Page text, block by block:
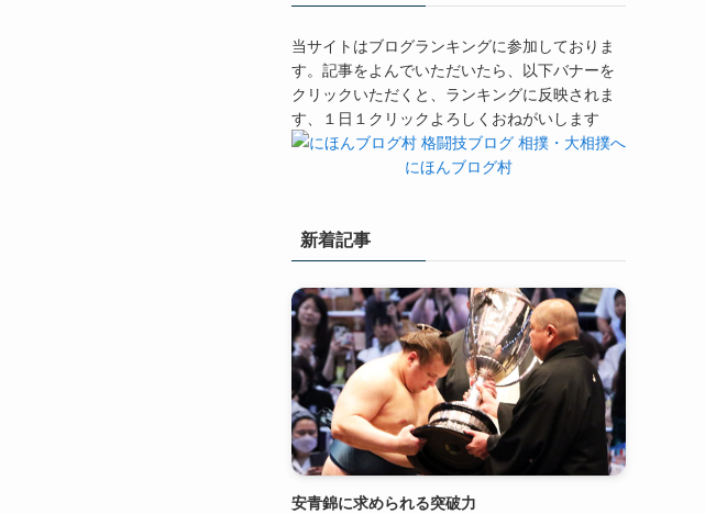
当サイトはブログランキングに参加しておりま
す。記事をよんでいただいたら、以下バナーを
クリックいただくと、ランキングに反映されま
す、１日１クリックよろしくおねがいします
にほんブログ村
新着記事
安青錦に求められる突破力